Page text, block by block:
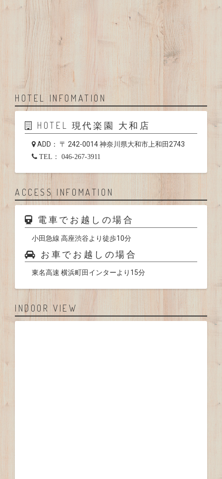
HOTEL INFOMATION
HOTEL 現代楽園 大和店
ADD： 〒 242-0014 神奈川県大和市上和田2743
TEL： 046-267-3911
ACCESS INFOMATION
電車でお越しの場合
小田急線 高座渋谷より徒歩10分
お車でお越しの場合
東名高速 横浜町田インターより15分
INDOOR VIEW